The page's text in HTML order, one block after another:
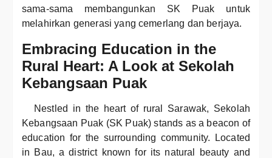
sama-sama membangunkan SK Puak untuk
melahirkan generasi yang cemerlang dan berjaya.
Embracing Education in the
Rural Heart: A Look at Sekolah
Kebangsaan Puak
Nestled in the heart of rural Sarawak, Sekolah
Kebangsaan Puak (SK Puak) stands as a beacon of
education for the surrounding community. Located
in Bau, a district known for its natural beauty and